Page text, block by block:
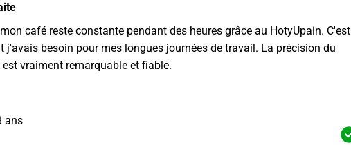
café reste constante pendant des heures grâce au HotyUpain. C'est
j'avais besoin pour mes longues journées de travail. La précision du
vraiment remarquable et fiable.
ans